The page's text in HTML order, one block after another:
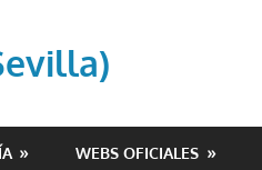
WEBS OFICIALES